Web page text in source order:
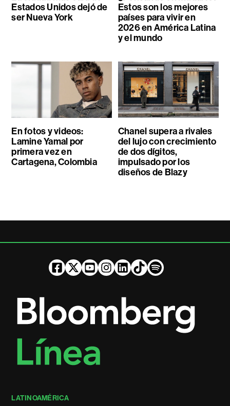
Estados Unidos dejó de
ser Nueva York
Estos son los mejores
países para vivir en
2026 en América Latina
y el mundo
En fotos y videos:
Lamine Yamal por
primera vez en
Cartagena, Colombia
Chanel supera a rivales
del lujo con crecimiento
de dos dígitos,
impulsado por los
diseños de Blazy
LATINOAMÉRICA